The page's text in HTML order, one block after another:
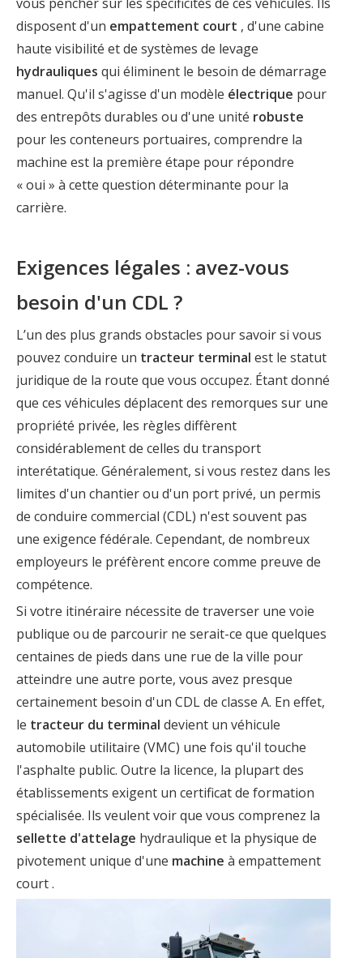
disposent d'un empattement court , d'une cabine
haute visibilité et de systèmes de levage
hydrauliques qui éliminent le besoin de démarrage
manuel. Qu'il s'agisse d'un modèle électrique pour
des entrepôts durables ou d'une unité robuste
pour les conteneurs portuaires, comprendre la
machine est la première étape pour répondre
« oui » à cette question déterminante pour la
carrière.
Exigences légales : avez-vous
besoin d'un CDL ?
L’un des plus grands obstacles pour savoir si vous
pouvez conduire un tracteur terminal est le statut
juridique de la route que vous occupez. Étant donné
que ces véhicules déplacent des remorques sur une
propriété privée, les règles diffèrent
considérablement de celles du transport
interétatique. Généralement, si vous restez dans les
limites d'un chantier ou d'un port privé, un permis
de conduire commercial (CDL) n'est souvent pas
une exigence fédérale. Cependant, de nombreux
employeurs le préfèrent encore comme preuve de
compétence.
Si votre itinéraire nécessite de traverser une voie
publique ou de parcourir ne serait-ce que quelques
centaines de pieds dans une rue de la ville pour
atteindre une autre porte, vous avez presque
certainement besoin d'un CDL de classe A. En effet,
le tracteur du terminal devient un véhicule
automobile utilitaire (VMC) une fois qu'il touche
l'asphalte public. Outre la licence, la plupart des
établissements exigent un certificat de formation
spécialisée. Ils veulent voir que vous comprenez la
sellette d'attelage hydraulique et la physique de
pivotement unique d'une machine à empattement
court .